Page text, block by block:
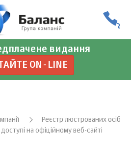
видання
ON-LINE
Реєстр люстрованих осіб
на офіційному веб-сайті